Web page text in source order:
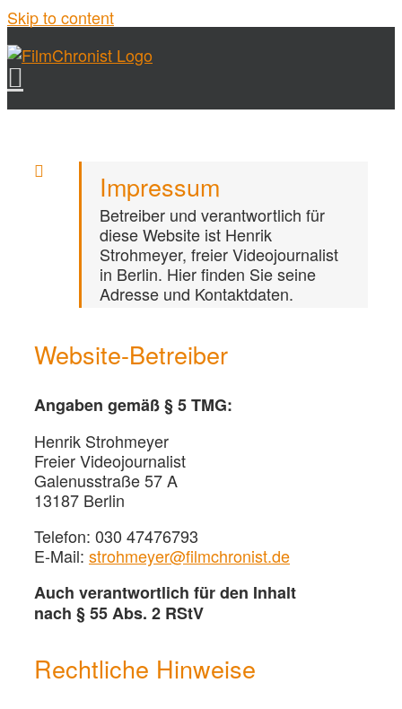
Skip to content
Impressum
Betreiber und verantwortlich für
diese Website ist Henrik
Strohmeyer, freier Videojournalist
in Berlin. Hier finden Sie seine
Adresse und Kontaktdaten.
Website-Betreiber
Angaben gemäß § 5 TMG:
Henrik Strohmeyer
Freier Videojournalist
Galenusstraße 57 A
13187 Berlin
Telefon: 030 47476793
E-Mail: strohmeyer@filmchronist.de
Auch verantwortlich für den Inhalt
nach § 55 Abs. 2 RStV
Rechtliche Hinweise